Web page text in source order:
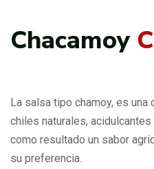
Chacamoy
La salsa tipo chamoy, es una
chiles naturales,
como resultado un sabor
su preferencia.